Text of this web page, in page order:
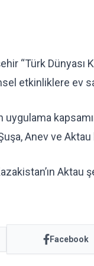
“Türk
etkinliklere ev
Anev ve Aktau
Aktau
Facebook